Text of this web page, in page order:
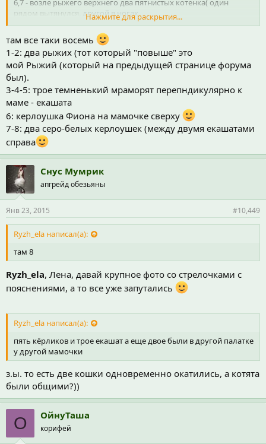
6,7 - возле рыжего верхнего два пятнистых котенка( один
рядом вытянулся, другой в ногах
8.темненький у кошкиной передней лапы
9.рядом с ним безхозный хвостик серо0полосатый( считаю за
котенка)
вот.уф.системный подход )))
Нажмите для раскрытия...
там все таки восемь
1-2: два рыжих (тот который "повыше" это
мой Рыжий (который на предыдущей странице форума
был).
3-4-5: трое темненький мраморят перепндикулярно к
маме - екашата
6: керлоушка Фиона на мамочке сверху
7-8: два серо-белых керлоушек (между двумя екашатами
справа
Снус Мумрик
апгрейд обезьяны
Янв 23, 2015 #10,449
Ryzh_ela написал(а):
там 8
Ryzh_ela, Лена, давай крупное фото со стрелочками с
пояснениями, а то все уже запутались
Ryzh_ela написал(а):
пять кёрликов и трое екашат а еще двое были в другой палатке
у другой мамочки
з.ы. то есть две кошки одновременно окатились, а котята
были общими?))
О ОйнуТаша
корифей